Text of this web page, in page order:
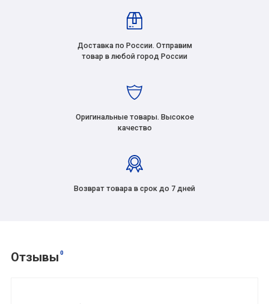
Доставка по России. Отправим
товар в любой город России
Оригинальные товары. Высокое
качество
Возврат товара в срок до 7 дней
Отзывы 0